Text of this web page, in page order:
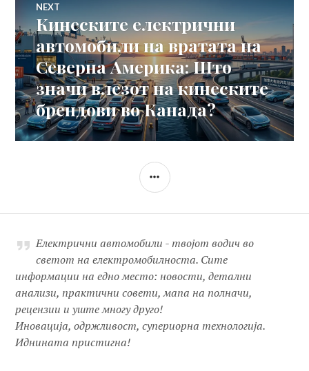
NEXT
Next
post:
Кинеските електрични
автомобили на вратата на
Северна Америка: Што
значи влезот на кинеските
брендови во Канада?
SIDEBAR
Електрични автомобили - твојот водич во
светот на електромобилноста. Сите
информации на едно место: новости, детални
анализи, практични совети, мапа на полначи,
рецензии и уште многу друго!
Иновација, одржливост, супериорна технологија.
Иднината пристигна!